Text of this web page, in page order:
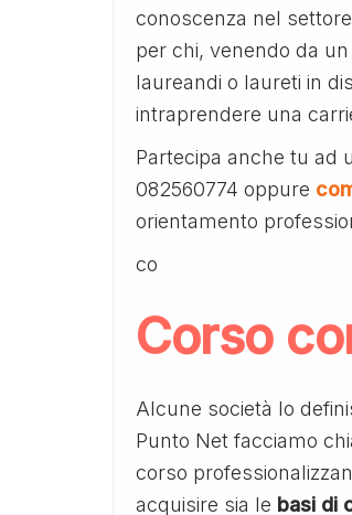
conoscenza nel
per chi, venendo da
laureandi o laureti in
intraprendere una
Partecipa anche tu ad
082560774 oppure
orientamento
co
Corso
Alcune società lo
Punto Net facciamo
corso
acquisire sia le basi di